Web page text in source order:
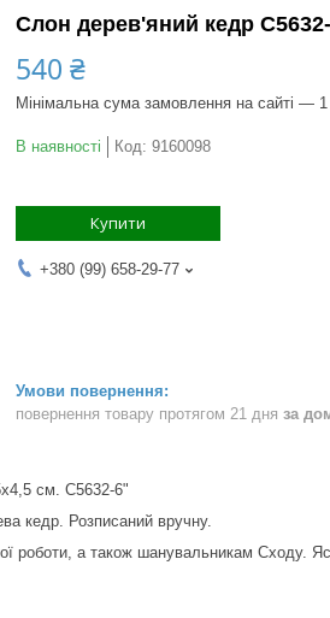
Слон дерев'яний кедр
540 ₴
Мінімальна сума замовлення на сайті —
В наявності Код: 9160098
Купити
+380 (99) 658-29-77
повернення товару протягом 21 дня за
см. С5632-6"
кедр. Розписаний вручну.
роботи, а також шанувальникам Сходу.